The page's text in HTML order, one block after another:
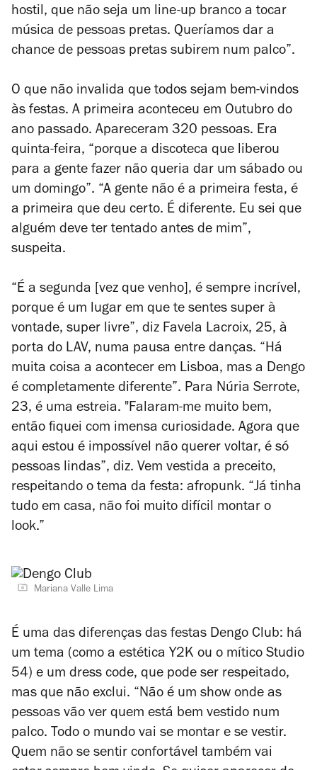
hostil, que não seja um line-up branco a tocar
música de pessoas pretas. Queríamos dar a
chance de pessoas pretas subirem num palco” .
O que não invalida que todos sejam bem-vindos
às festas. A primeira aconteceu em Outubro do
ano passado. Apareceram 320 pessoas. Era
quinta-feira, “porque a discoteca que liberou
para a gente fazer não queria dar um sábado ou
um domingo”. “A gente não é a primeira festa, é
a primeira que deu certo. É diferente. Eu sei que
alguém deve ter tentado antes de mim”,
suspeita.
“É a segunda [vez que venho], é sempre incrível,
porque é um lugar em que te sentes super à
vontade, super livre”, diz Favela Lacroix, 25, à
porta do LAV, numa pausa entre danças. “Há
muita coisa a acontecer em Lisboa, mas a Dengo
é completamente diferente”. Para Núria Serrote,
23, é uma estreia. "Falaram-me muito bem,
então fiquei com imensa curiosidade. Agora que
aqui estou é impossível não querer voltar, é só
pessoas lindas”, diz. Vem vestida a preceito,
respeitando o tema da festa: afropunk. “Já tinha
tudo em casa, não foi muito difícil montar o
look.”
Mariana Valle Lima
É uma das diferenças das festas Dengo Club: há
um tema (como a estética Y2K ou o mítico Studio
54) e um dress code, que pode ser respeitado,
mas que não exclui. “Não é um show onde as
pessoas vão ver quem está bem vestido num
palco. Todo o mundo vai se montar e se vestir.
Quem não se sentir confortável também vai